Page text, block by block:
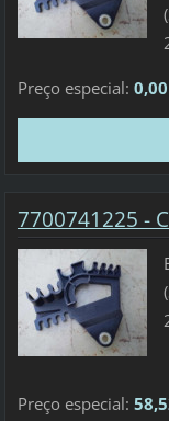
Preço especial:
7700741225 -
Preço especial: